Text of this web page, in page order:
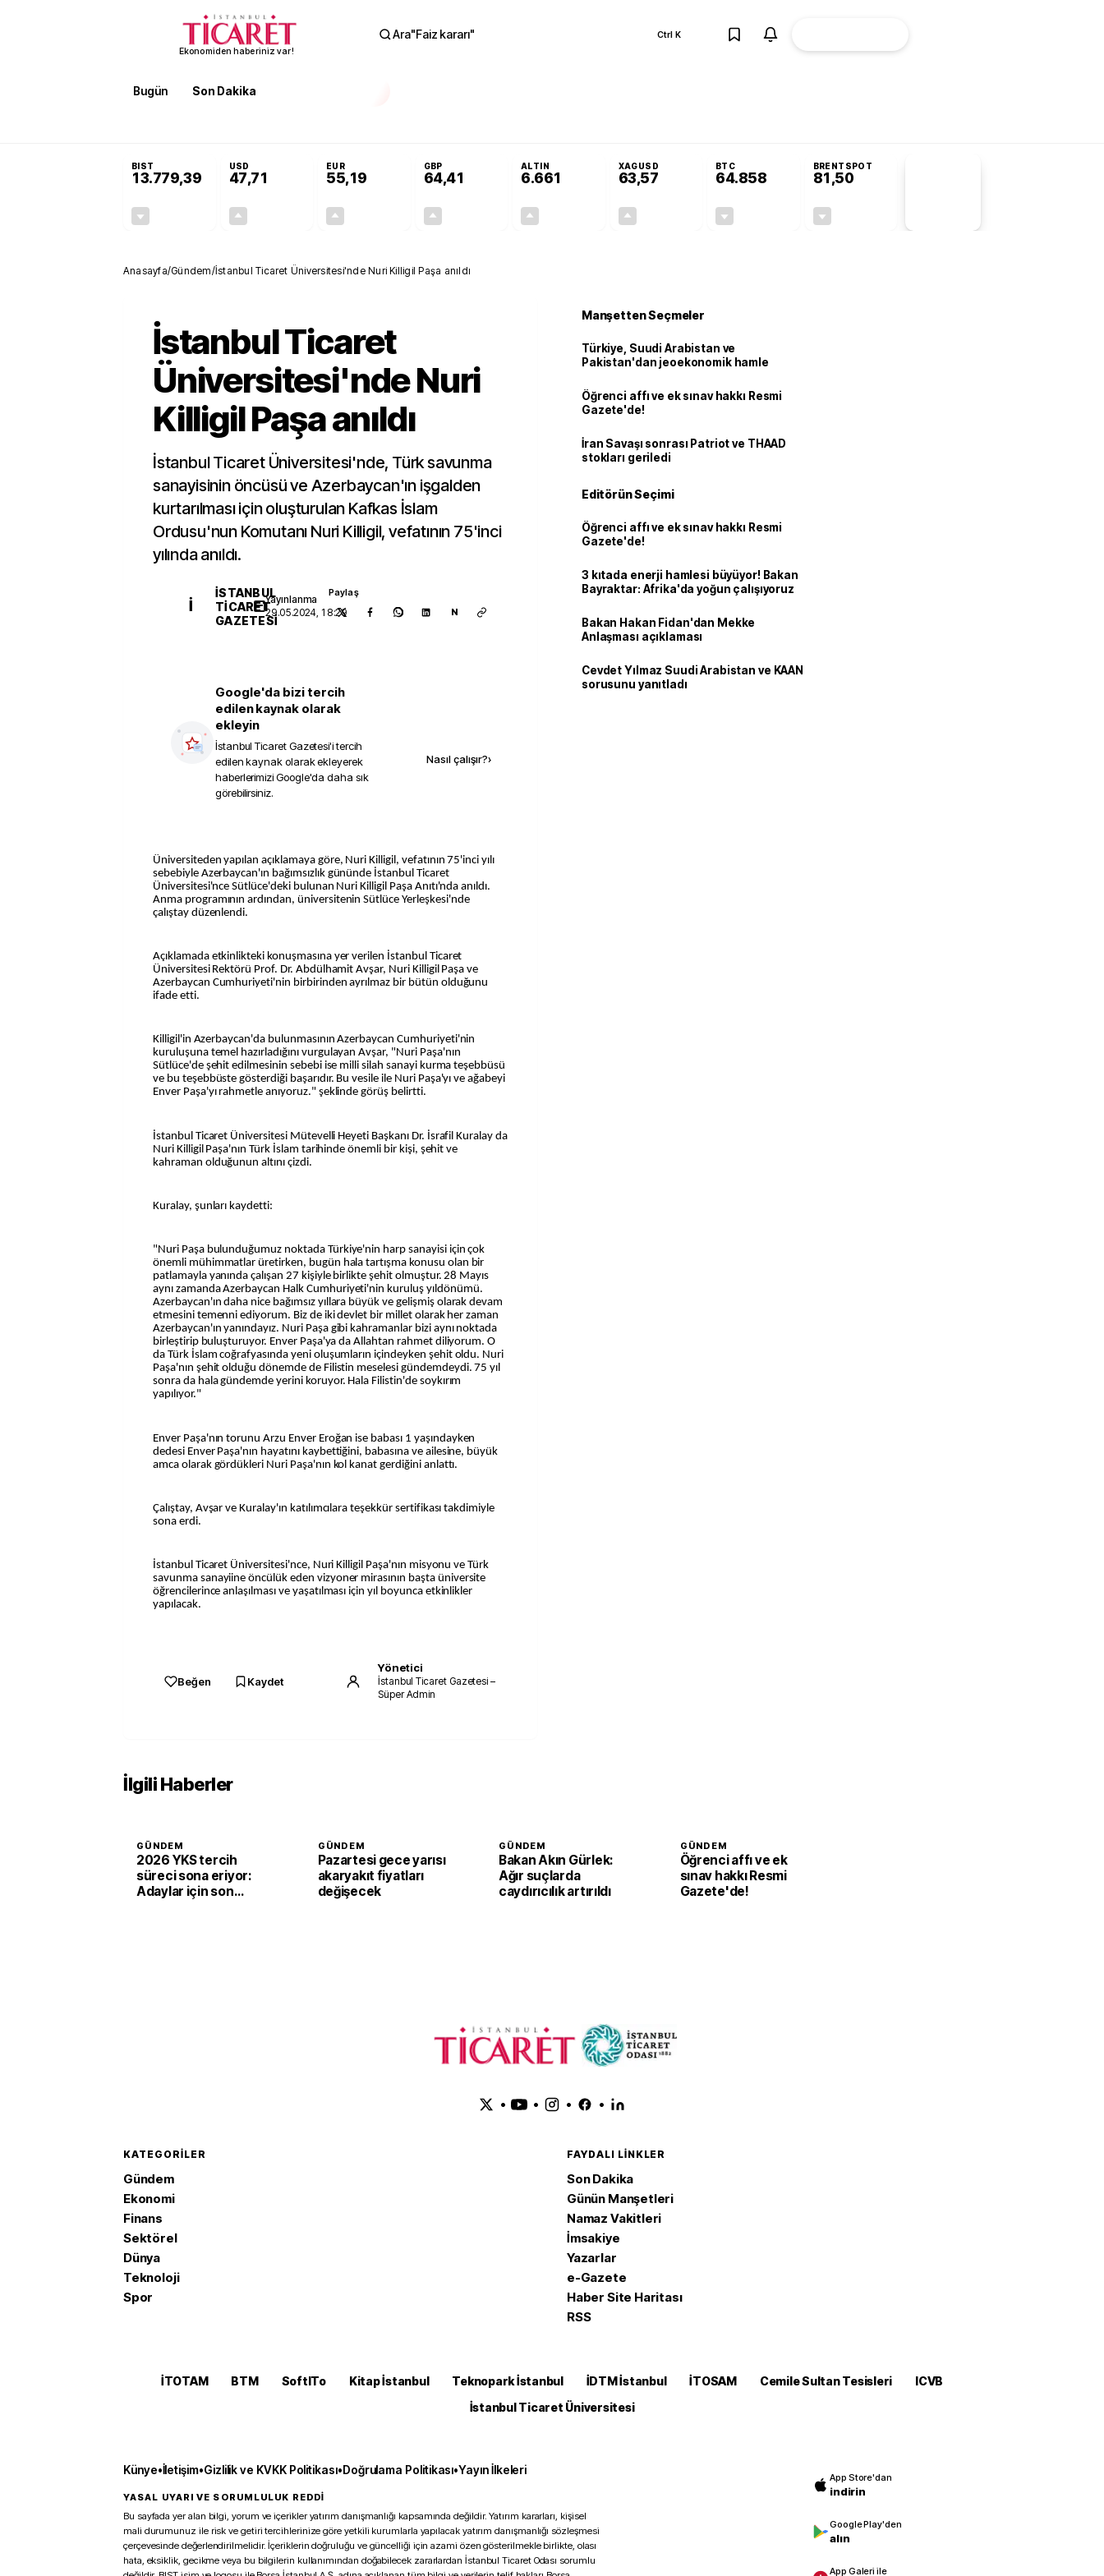
Ekonomiden haberiniz var!
Ara"Faiz kararı" Ctrl K
Bugün Son Dakika
BIST
13.779,39
USD
47,71
EUR
55,19
GBP
64,41
ALTIN
6.661
XAGUSD
63,57
BTC
64.858
BRENTSPOT
81,50
Anasayfa/Gündem/İstanbul Ticaret Üniversitesi'nde Nuri Killigil Paşa anıldı
İstanbul Ticaret
Üniversitesi'nde Nuri
Killigil Paşa anıldı
İstanbul Ticaret Üniversitesi'nde, Türk savunma
sanayisinin öncüsü ve Azerbaycan'ın işgalden
kurtarılması için oluşturulan Kafkas İslam
Ordusu'nun Komutanı Nuri Killigil, vefatının 75'inci
yılında anıldı.
İ
İSTANBUL
TICARET
GAZETESI
Yayınlanma
29.05.2024, 18:29
Paylaş
N
Google'da bizi tercih
edilen kaynak olarak
ekleyin
İstanbul Ticaret Gazetesi'i tercih
edilen kaynak olarak ekleyerek
haberlerimizi Google'da daha sık
görebilirsiniz.
Nasıl çalışır?›
Üniversiteden yapılan açıklamaya göre, Nuri Killigil, vefatının 75'inci yılı
sebebiyle Azerbaycan'ın bağımsızlık gününde İstanbul Ticaret
Üniversitesi'nce Sütlüce'deki bulunan Nuri Killigil Paşa Anıtı'nda anıldı.
Anma programının ardından, üniversitenin Sütlüce Yerleşkesi'nde
çalıştay düzenlendi.
Açıklamada etkinlikteki konuşmasına yer verilen İstanbul Ticaret
Üniversitesi Rektörü Prof. Dr. Abdülhamit Avşar, Nuri Killigil Paşa ve
Azerbaycan Cumhuriyeti'nin birbirinden ayrılmaz bir bütün olduğunu
ifade etti.
Killigil'in Azerbaycan'da bulunmasının Azerbaycan Cumhuriyeti'nin
kuruluşuna temel hazırladığını vurgulayan Avşar, "Nuri Paşa'nın
Sütlüce'de şehit edilmesinin sebebi ise milli silah sanayi kurma teşebbüsü
ve bu teşebbüste gösterdiği başarıdır. Bu vesile ile Nuri Paşa'yı ve ağabeyi
Enver Paşa'yı rahmetle anıyoruz." şeklinde görüş belirtti.
İstanbul Ticaret Üniversitesi Mütevelli Heyeti Başkanı Dr. İsrafil Kuralay da
Nuri Killigil Paşa'nın Türk İslam tarihinde önemli bir kişi, şehit ve
kahraman olduğunun altını çizdi.
Kuralay, şunları kaydetti:
"Nuri Paşa bulunduğumuz noktada Türkiye'nin harp sanayisi için çok
önemli mühimmatlar üretirken, bugün hala tartışma konusu olan bir
patlamayla yanında çalışan 27 kişiyle birlikte şehit olmuştur. 28 Mayıs
aynı zamanda Azerbaycan Halk Cumhuriyeti'nin kuruluş yıldönümü.
Azerbaycan'ın daha nice bağımsız yıllara büyük ve gelişmiş olarak devam
etmesini temenni ediyorum. Biz de iki devlet bir millet olarak her zaman
Azerbaycan'ın yanındayız. Nuri Paşa gibi kahramanlar bizi aynı noktada
birleştirip buluşturuyor. Enver Paşa'ya da Allahtan rahmet diliyorum. O
da Türk İslam coğrafyasında yeni oluşumların içindeyken şehit oldu. Nuri
Paşa'nın şehit olduğu dönemde de Filistin meselesi gündemdeydi. 75 yıl
sonra da hala gündemde yerini koruyor. Hala Filistin'de soykırım
yapılıyor."
Enver Paşa'nın torunu Arzu Enver Eroğan ise babası 1 yaşındayken
dedesi Enver Paşa'nın hayatını kaybettiğini, babasına ve ailesine, büyük
amca olarak gördükleri Nuri Paşa'nın kol kanat gerdiğini anlattı.
Çalıştay, Avşar ve Kuralay'ın katılımcılara teşekkür sertifikası takdimiyle
sona erdi.
İstanbul Ticaret Üniversitesi'nce, Nuri Killigil Paşa'nın misyonu ve Türk
savunma sanayiine öncülük eden vizyoner mirasının başta üniversite
öğrencilerince anlaşılması ve yaşatılması için yıl boyunca etkinlikler
yapılacak.
Beğen Kaydet
Yönetici
İstanbul Ticaret Gazetesi –
Süper Admin
Manşetten Seçmeler
Türkiye, Suudi Arabistan ve
Pakistan'dan jeoekonomik hamle
Öğrenci affı ve ek sınav hakkı Resmi
Gazete'de!
İran Savaşı sonrası Patriot ve THAAD
stokları geriledi
Editörün Seçimi
Öğrenci affı ve ek sınav hakkı Resmi
Gazete'de!
3 kıtada enerji hamlesi büyüyor! Bakan
Bayraktar: Afrika'da yoğun çalışıyoruz
Bakan Hakan Fidan'dan Mekke
Anlaşması açıklaması
Cevdet Yılmaz Suudi Arabistan ve KAAN
sorusunu yanıtladı
İlgili Haberler
GÜNDEM
2026 YKS tercih
süreci sona eriyor:
Adaylar için son
GÜNDEM
Pazartesi gece yarısı
akaryakıt fiyatları
değişecek
GÜNDEM
Bakan Akın Gürlek:
Ağır suçlarda
caydırıcılık artırıldı
GÜNDEM
Öğrenci affı ve ek
sınav hakkı Resmi
Gazete'de!
• • • •
KATEGORILER
Gündem
Ekonomi
Finans
Sektörel
Dünya
Teknoloji
Spor
FAYDALI LINKLER
Son Dakika
Günün Manşetleri
Namaz Vakitleri
İmsakiye
Yazarlar
e-Gazete
Haber Site Haritası
RSS
İTOTAM BTM SoftITo Kitap İstanbul Teknopark İstanbul İDTM İstanbul İTOSAM Cemile Sultan Tesisleri
ICVB
İstanbul Ticaret Üniversitesi
Künye•İletişim•Gizlilik ve KVKK Politikası•Doğrulama Politikası•Yayın İlkeleri
YASAL UYARI VE SORUMLULUK REDDİ
Bu sayfada yer alan bilgi, yorum ve içerikler yatırım danışmanlığı kapsamında değildir. Yatırım kararları, kişisel
mali durumunuz ile risk ve getiri tercihlerinize göre yetkili kurumlarla yapılacak yatırım danışmanlığı sözleşmesi
çerçevesinde değerlendirilmelidir. İçeriklerin doğruluğu ve güncelliği için azami özen gösterilmekle birlikte, olası
hata, eksiklik, gecikme veya bu bilgilerin kullanımından doğabilecek zararlardan İstanbul Ticaret Odası sorumlu
App Store'dan
indirin
Google Play'den
alın
App Galeri ile